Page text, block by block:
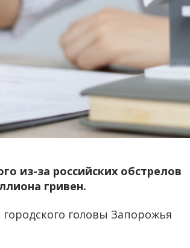
из-за российских обстрелов
гривен.
головы Запорожья